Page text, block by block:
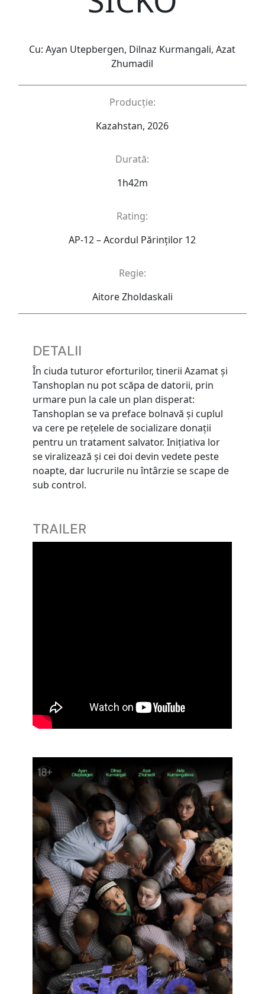
Cu: Ayan Utepbergen, Dilnaz Kurmangali, Azat
Zhumadil
Producție:
Kazahstan, 2026
Durată:
1h42m
Rating:
AP-12 – Acordul Părinţilor 12
Regie:
Aitore Zholdaskali
DETALII
În ciuda tuturor eforturilor, tinerii Azamat şi
Tanshoplan nu pot scăpa de datorii, prin
urmare pun la cale un plan disperat:
Tanshoplan se va preface bolnavă şi cuplul
va cere pe reţelele de socializare donaţii
pentru un tratament salvator. Iniţiativa lor
se viralizează şi cei doi devin vedete peste
noapte, dar lucrurile nu întârzie se scape de
sub control.
TRAILER